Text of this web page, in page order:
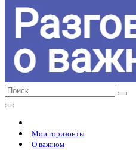
Мои горизонты
О важном